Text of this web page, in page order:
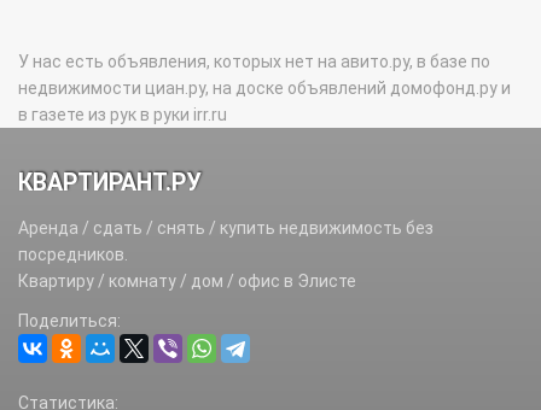
У нас есть объявления, которых нет на авито.ру, в базе по
недвижимости циан.ру, на доске объявлений домофонд.ру и
в газете из рук в руки irr.ru
КВАРТИРАНТ.РУ
Аренда / сдать / снять / купить недвижимость без
посредников.
Квартиру / комнату / дом / офис в Элисте
Поделиться:
Статистика: